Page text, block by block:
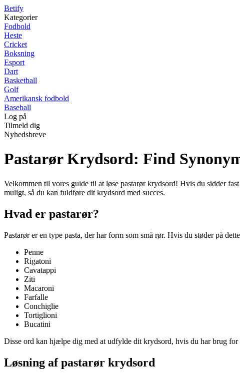
Betify
Kategorier
Fodbold
Heste
Cricket
Boksning
Esport
Dart
Basketball
Golf
Amerikansk fodbold
Baseball
Log på
Tilmeld dig
Nyhedsbreve
Pastarør Krydsord: Find
Velkommen til vores guide til at løse pastarør krydsord! Hvis du sidder
muligt, så du kan fuldføre dit krydsord med succes.
Hvad er pastarør?
Pastarør er en type pasta, der har form som små rør. Hvis du støder på
Penne
Rigatoni
Cavatappi
Ziti
Macaroni
Farfalle
Conchiglie
Tortiglioni
Bucatini
Disse ord kan hjælpe dig med at udfylde dit krydsord, hvis du har brug for
Løsning af pastarør krydsord